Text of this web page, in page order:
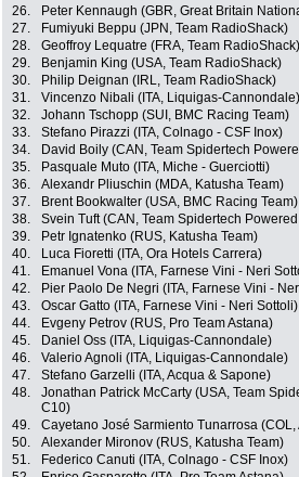
26.
Peter Kennaugh (GBR, Great Britain
27.
Fumiyuki Beppu (JPN, Team RadioShack)
28.
Geoffroy Lequatre (FRA, Team RadioShack)
29.
Benjamin King (USA, Team RadioShack)
30.
Philip Deignan (IRL, Team RadioShack)
31.
Vincenzo Nibali (ITA, Liquigas-Cannondale)
32.
Johann Tschopp (SUI, BMC Racing Team)
33.
Stefano Pirazzi (ITA, Colnago - CSF Inox)
34.
David Boily (CAN, Team Spidertech
35.
Pasquale Muto (ITA, Miche - Guerciotti)
36.
Alexandr Pliuschin (MDA, Katusha Team)
37.
Brent Bookwalter (USA, BMC Racing Team)
38.
Svein Tuft (CAN, Team Spidertech
39.
Petr Ignatenko (RUS, Katusha Team)
40.
Luca Fioretti (ITA, Ora Hotels Carrera)
41.
Emanuel Vona (ITA, Farnese Vini - Neri
42.
Pier Paolo De Negri (ITA, Farnese Vini -
43.
Oscar Gatto (ITA, Farnese Vini - Neri Sottoli)
44.
Evgeny Petrov (RUS, Pro Team Astana)
45.
Daniel Oss (ITA, Liquigas-Cannondale)
46.
Valerio Agnoli (ITA, Liquigas-Cannondale)
47.
Stefano Garzelli (ITA, Acqua & Sapone)
48.
Jonathan Patrick McCarty (USA, Team
C10)
49. Cayetano José Sarmiento Tunarrosa
50.
Alexander Mironov (RUS, Katusha Team)
51.
Federico Canuti (ITA, Colnago - CSF Inox)